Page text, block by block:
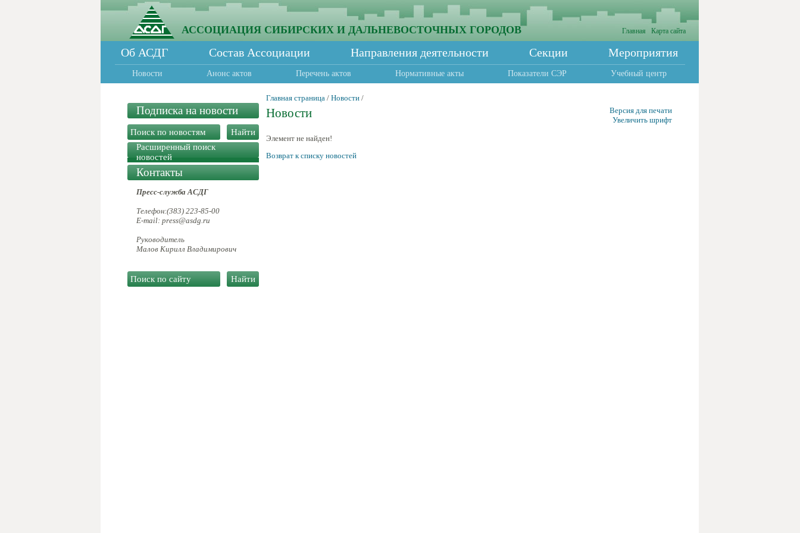
АССОЦИАЦИЯ СИБИРСКИХ И ДАЛЬНЕВОСТОЧНЫХ ГОРОДОВ Главная Карта сайта
Об АСДГ Состав Ассоциации Направления деятельности Секции Мероприятия
Новости Анонс актов Перечень актов Нормативные акты Показатели СЭР Учебный центр
Подписка на новости
Расширенный поиск
новостей
Контакты
Пресс-служба АСДГ
Телефон:(383) 223-85-00
E-mail: press@asdg.ru
Руководитель
Малов Кирилл Владимирович
Главная страница / Новости /
Новости
Версия для печати
Увеличить шрифт
Элемент не найден!
Возврат к списку новостей